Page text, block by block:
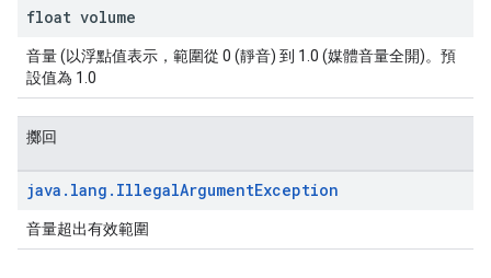
float volume
音量 (以浮點值表示，範圍從 0 (靜音) 到 1.0 (媒體音量全開)。預
設值為 1.0
擲回
java . lang . IllegalArgumentException
音量超出有效範圍